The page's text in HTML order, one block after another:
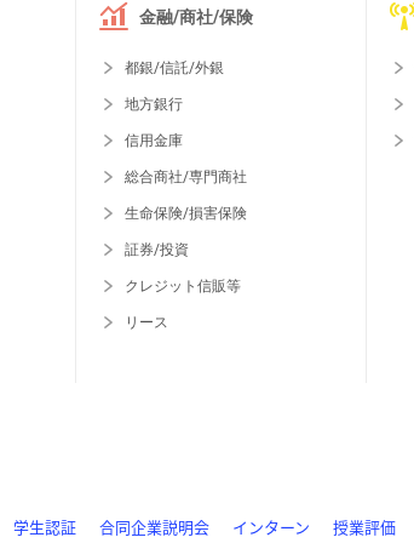
金融/商社/保険
都銀/信託/外銀
地方銀行
信用金庫
総合商社/専門商社
生命保険/損害保険
証券/投資
クレジット信販等
リース
学生認証 合同企業説明会 インターン 授業評価